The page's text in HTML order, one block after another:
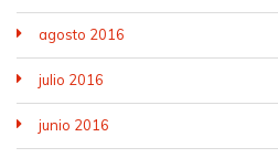
agosto 2016
julio 2016
junio 2016